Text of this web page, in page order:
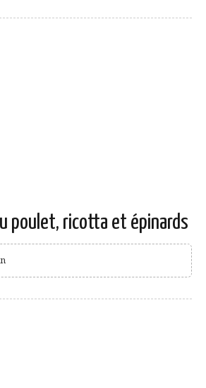
poulet, ricotta et épinards